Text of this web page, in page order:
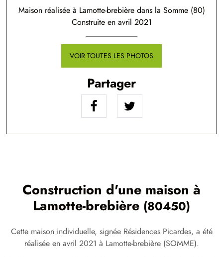
Maison réalisée à Lamotte-brebière dans la Somme (80)
Construite en avril 2021
VOIR TOUTES LES PHOTOS
Partager
Construction d'une maison à
Lamotte-brebière (80450)
Cette maison individuelle, signée Résidences Picardes, a été
réalisée en avril 2021 à Lamotte-brebière (SOMME).